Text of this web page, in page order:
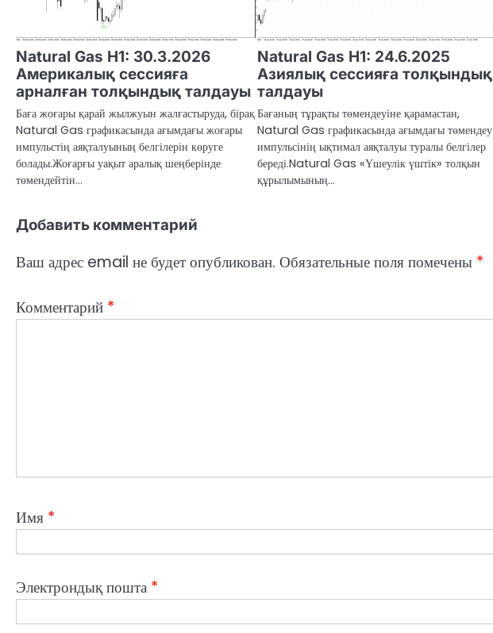
Natural Gas H1: 30.3.2026
Америкалық сессияға
арналған толқындық талдауы
Баға жоғары қарай жылжуын жалғастыруда, бірақ
Natural Gas графикасында ағымдағы жоғары
импульстің аяқталуының белгілерін көруге
болады.Жоғарғы уақыт аралық шеңберінде
төмендейтін…
Natural Gas H1: 24.6.2025
Азиялық сессияға толқындық
талдауы
Бағаның тұрақты төмендеуіне қарамастан,
Natural Gas графикасында ағымдағы төмендеу
импульсінің ықтимал аяқталуы туралы белгілер
береді.Natural Gas «Үшеулік үштік» толқын
құрылымының…
Добавить комментарий
Ваш адрес email не будет опубликован. Обязательные поля помечены *
Комментарий *
Имя *
Электрондық пошта *